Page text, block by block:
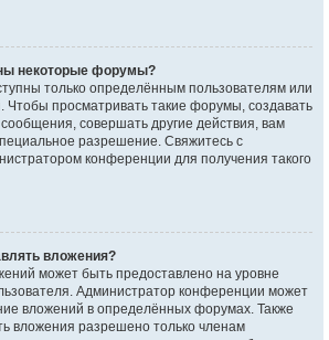
некоторые форумы?
только определённым пользователям или
Чтобы просматривать такие форумы, создавать
совершать другие действия, вам
разрешение. Свяжитесь с
конференции для получения такого
вложения?
может быть предоставлено на уровне
Администратор конференции может
вложений в определённых форумах. Также
вложения разрешено только членам